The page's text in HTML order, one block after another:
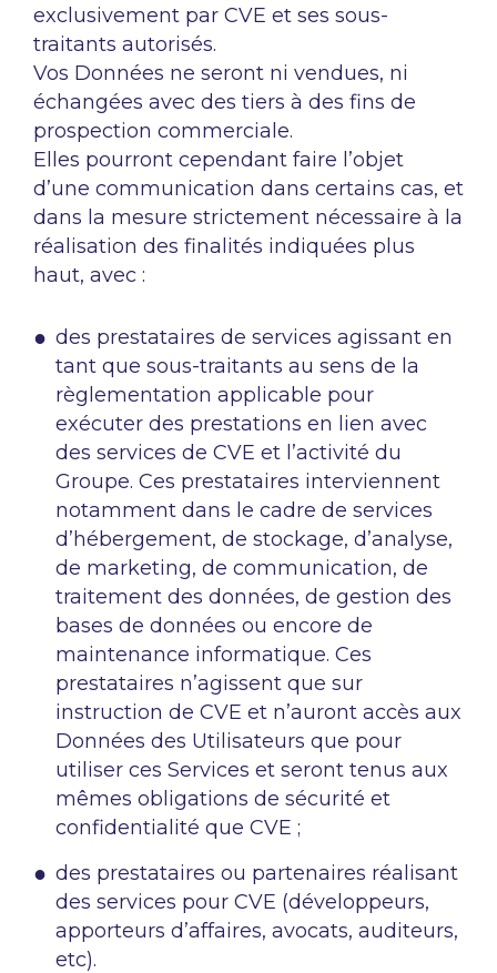
exclusivement par CVE et ses sous-
traitants autorisés.
Vos Données ne seront ni vendues, ni
échangées avec des tiers à des fins de
prospection commerciale.
Elles pourront cependant faire l’objet
d’une communication dans certains cas, et
dans la mesure strictement nécessaire à la
réalisation des finalités indiquées plus
haut, avec :
des prestataires de services agissant en
tant que sous-traitants au sens de la
règlementation applicable pour
exécuter des prestations en lien avec
des services de CVE et l’activité du
Groupe. Ces prestataires interviennent
notamment dans le cadre de services
d’hébergement, de stockage, d’analyse,
de marketing, de communication, de
traitement des données, de gestion des
bases de données ou encore de
maintenance informatique. Ces
prestataires n’agissent que sur
instruction de CVE et n’auront accès aux
Données des Utilisateurs que pour
utiliser ces Services et seront tenus aux
mêmes obligations de sécurité et
confidentialité que CVE ;
des prestataires ou partenaires réalisant
des services pour CVE (développeurs,
apporteurs d’affaires, avocats, auditeurs,
etc).